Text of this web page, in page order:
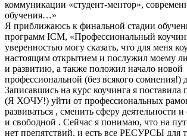
коммуникации «студент-ментор»,
обучения…»
Я приближаюсь к финальной стадии
программ ICM, «Профессиональный
уверенностью могу сказать, что для меня
настоящим открытием и послужил моему
и развитию, а также положил начало новой
профессиональной (без всякого сомнения!)
Записавшись на курс коучинга я поставила
(Я ХОЧУ!) уйти от профессиональных
развиваться , сменить сферу деятельности и
и свободной . Сейчас я понимаю, что на
нет препятствий, и есть все РЕСУРСЫ для